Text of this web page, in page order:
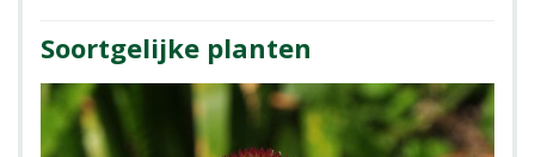
Soortgelijke planten